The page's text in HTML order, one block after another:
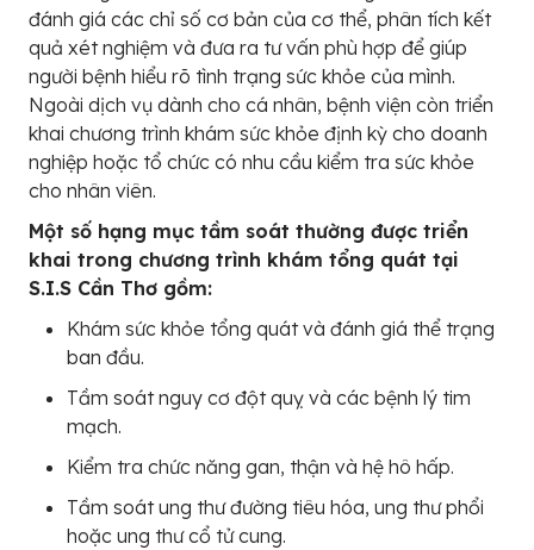
đánh giá các chỉ số cơ bản của cơ thể, phân tích kết
quả xét nghiệm và đưa ra tư vấn phù hợp để giúp
người bệnh hiểu rõ tình trạng sức khỏe của mình.
Ngoài dịch vụ dành cho cá nhân, bệnh viện còn triển
khai chương trình khám sức khỏe định kỳ cho doanh
nghiệp hoặc tổ chức có nhu cầu kiểm tra sức khỏe
cho nhân viên.
Một số hạng mục tầm soát thường được triển
khai trong chương trình khám tổng quát tại
S.I.S Cần Thơ gồm:
Khám sức khỏe tổng quát và đánh giá thể trạng
ban đầu.
Tầm soát nguy cơ đột quỵ và các bệnh lý tim
mạch.
Kiểm tra chức năng gan, thận và hệ hô hấp.
Tầm soát ung thư đường tiêu hóa, ung thư phổi
hoặc ung thư cổ tử cung.